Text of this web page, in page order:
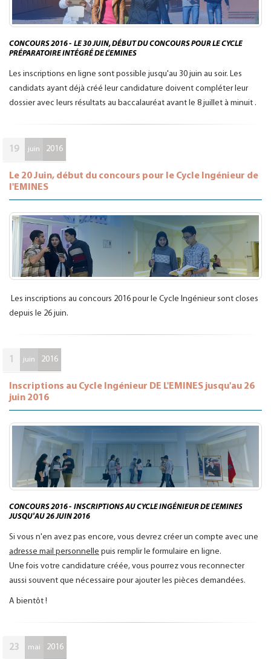
CONCOURS 2016 - LE 30 JUIN, DÉBUT DU CONCOURS POUR LE CYCLE
PRÉPARATOIRE INTÉGRÉ DE L'EMINES
Les inscriptions en ligne sont possible jusqu'au 30 juin au soir. Les
candidats ayant déjà créé leur candidature doivent compléter leur
dossier avec leurs résultats au baccalauréat avant le 8 juillet à minuit .
19 juin 2016
Le 20 Juin, début du concours pour le Cycle Ingénieur de
l'EMINES
Les inscriptions au concours 2016 pour le Cycle Ingénieur sont closes
depuis le 26 juin.
1 juin 2016
Inscriptions au Cycle Ingénieur DE L'EMINES jusqu'au 26
juin 2016
CONCOURS 2016 - INSCRIPTIONS AU CYCLE INGÉNIEUR DE L'EMINES
JUSQU'AU 26 JUIN 2016
Si vous n'en avez pas encore, vous devrez créer un compte avec une
adresse mail personnelle puis remplir le formulaire en ligne.
Une fois votre candidature créée, vous pourrez vous reconnecter
aussi souvent que nécessaire pour ajouter les pièces demandées.
A bientôt !
23 mai 2016